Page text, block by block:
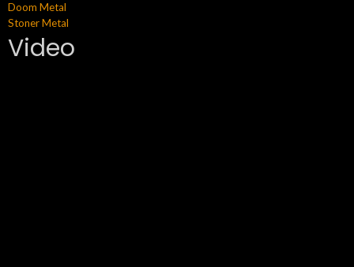
Doom Metal
Stoner Metal
Video